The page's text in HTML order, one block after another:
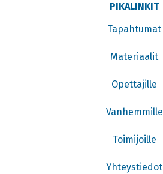
PIKALINKIT
Tapahtumat
Materiaalit
Opettajille
Vanhemmille
Toimijoille
Yhteystiedot